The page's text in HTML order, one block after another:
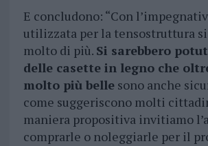
E concludono: “Con
utilizzata per la tensostruttura
molto di più. Si sarebbero
delle casette in legno che
molto più bellesono anche
come suggeriscono molti
maniera propositiva invitiamo
comprarle o noleggiarle per il